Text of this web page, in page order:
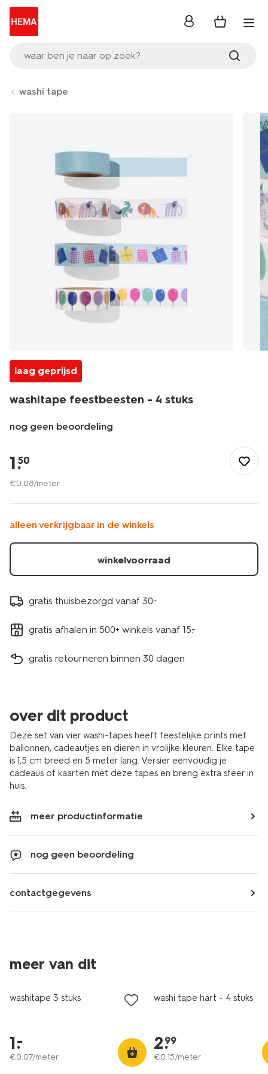
waar ben je naar op zoek?
inloggen
washi tape
laag geprijsd
washitape feestbeesten - 4 stuks
nog geen beoordeling
hobby/knutselen/washi-
tape/washitape-
feestbeesten-
-4-
14710322.html
1.
50
€0.08/meter
alleen verkrijgbaar in de winkels
winkelvoorraad
gratis thuisbezorgd vanaf 30.-
gratis afhalen in 500+ winkels vanaf 15.-
gratis retourneren binnen 30 dagen
over dit product
Deze set van vier washi-tapes heeft feestelijke prints met
ballonnen, cadeautjes en dieren in vrolijke kleuren. Elke tape
is 1,5 cm breed en 5 meter lang. Versier eenvoudig je
cadeaus of kaarten met deze tapes en breng extra sfeer in
huis.
meer productinformatie
nog geen beoordeling
contactgegevens
meer van dit
laag geprijsd
washitape 3 stuks
1.
–
€0.07/meter
washi tape hart - 4 stuks
2.
99
€0.15/meter